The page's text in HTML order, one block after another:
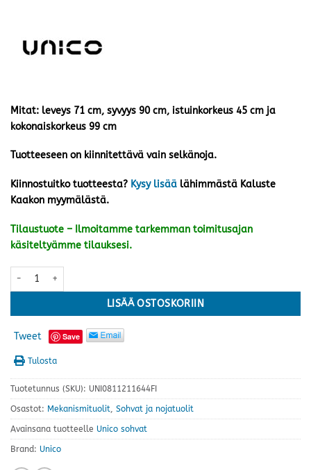
Mitat: leveys 71 cm, syvyys 90 cm, istuinkorkeus 45 cm ja
kokonaiskorkeus 99 cm
Tuotteeseen on kiinnitettävä vain selkänoja.
Kiinnostuitko tuotteesta? Kysy lisää lähimmästä Kaluste
Kaakon myymälästä.
Tilaustuote – Ilmoitamme tarkemman toimitusajan
käsiteltyämme tilauksesi.
Lotta recliner, harmaa ***ERÄ*** määrä
LISÄÄ OSTOSKORIIN
Tweet Save
Tulosta
Tuotetunnus (SKU): UNI0811211644FI
Osastot: Mekanismituolit, Sohvat ja nojatuolit
Avainsana tuotteelle Unico sohvat
Brand: Unico